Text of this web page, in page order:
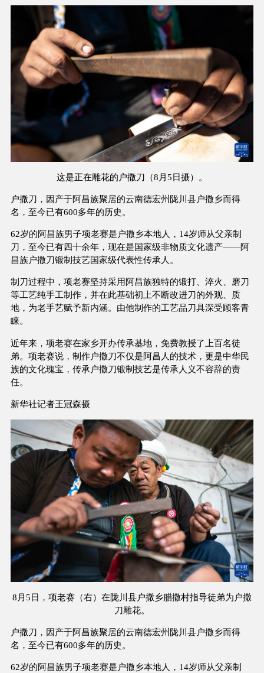
这是正在雕花的户撒刀（8月5日摄）。
户撒刀，因产于阿昌族聚居的云南德宏州陇川县户撒乡而得
名，至今已有600多年的历史。
62岁的阿昌族男子项老赛是户撒乡本地人，14岁师从父亲制
刀，至今已有四十余年，现在是国家级非物质文化遗产——阿
昌族户撒刀锻制技艺国家级代表性传承人。
制刀过程中，项老赛坚持采用阿昌族独特的锻打、淬火、磨刀
等工艺纯手工制作，并在此基础初上不断改进刀的外观、质
地，为老手艺赋予新内涵。由他制作的工艺品刀具深受顾客青
睐。
近年来，项老赛在家乡开办传承基地，免费教授了上百名徒
弟。项老赛说，制作户撒刀不仅是阿昌人的技术，更是中华民
族的文化瑰宝，传承户撒刀锻制技艺是传承人义不容辞的责
任。
新华社记者王冠森摄
8月5日，项老赛（右）在陇川县户撒乡腊撒村指导徒弟为户撒
刀雕花。
户撒刀，因产于阿昌族聚居的云南德宏州陇川县户撒乡而得
名，至今已有600多年的历史。
62岁的阿昌族男子项老赛是户撒乡本地人，14岁师从父亲制